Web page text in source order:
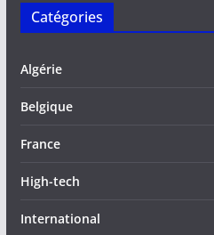
Catégories
Algérie
Belgique
France
High-tech
International